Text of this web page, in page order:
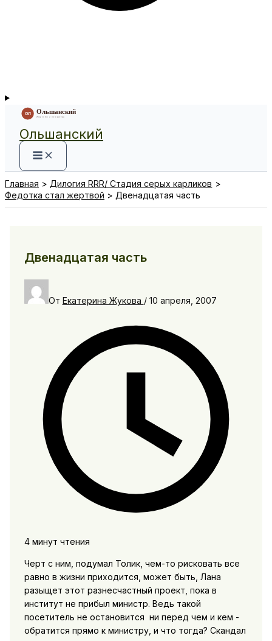
Ольшанский
Главная
Дилогия RRR/ Стадия серых карликов
Федотка стал жертвой
Двенадцатая часть
Двенадцатая часть
От Екатерина Жукова / 10 апреля, 2007
4 минут чтения
Черт с ним, подумал Толик, чем-то рисковать все
равно в жизни приходится, может быть, Лана
разыщет этот разнесчастный проект, пока в
институт не прибыл министр. Ведь такой
посетитель не остановится ни перед чем и кем -
обратится прямо к министру, и что тогда? Скандал